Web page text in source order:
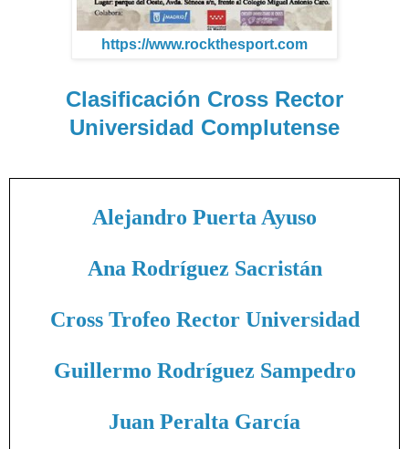
https://www.rockthesport.com
Clasificación Cross Rector
Universidad Complutense
Alejandro Puerta Ayuso
Ana Rodríguez Sacristán
Cross Trofeo Rector Universidad
Guillermo Rodríguez Sampedro
Juan Peralta García